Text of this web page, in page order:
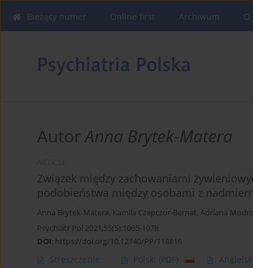
Bieżący numer Online first Archiwum O
AutorAnna Brytek-Matera
Związek między zachowaniami
podobieństwa między osobami z
Anna Brytek-Matera, Kamila Czepczor-Bernat, Adriana
Psychiatr Pol 2021;55(5):1065-1078
DOI: https://doi.org/10.12740/PP/118816
Streszczenie Polski (PDF) Angielski